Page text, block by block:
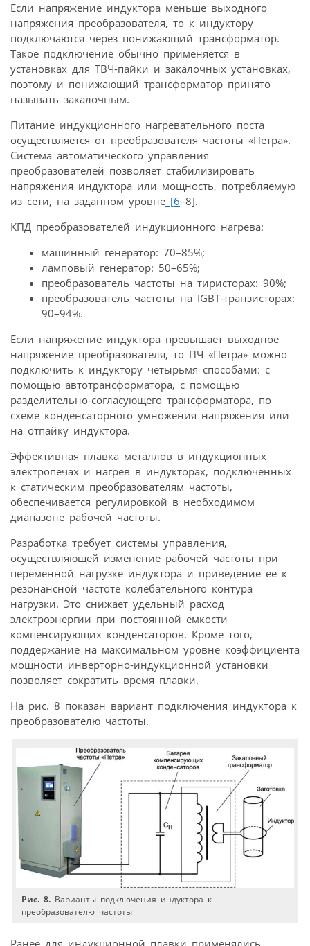
Если напряжение индуктора меньше выходного
напряжения преобразователя, то к индуктору
подключаются через понижающий трансформатор.
Такое подключение обычно применяется в
установках для ТВЧ-пайки и закалочных установках,
поэтому и понижающий трансформатор принято
называть закалочным.
Питание индукционного нагревательного поста
осуществляется от преобразователя частоты «Петра».
Система автоматического управления
преобразователей позволяет стабилизировать
напряжения индуктора или мощность, потребляемую
из сети, на заданном уровне [6–8].
КПД преобразователей индукционного нагрева:
машинный генератор: 70–85%;
ламповый генератор: 50–65%;
преобразователь частоты на тиристорах: 90%;
преобразователь частоты на IGBT-транзисторах:
90–94%.
Если напряжение индуктора превышает выходное
напряжение преобразователя, то ПЧ «Петра» можно
подключить к индуктору четырьмя способами: с
помощью автотрансформатора, с помощью
разделительно-согласующего трансформатора, по
схеме конденсаторного умножения напряжения или
на отпайку индуктора.
Эффективная плавка металлов в индукционных
электропечах и нагрев в индукторах, подключенных
к статическим преобразователям частоты,
обеспечивается регулировкой в необходимом
диапазоне рабочей частоты.
Разработка требует системы управления,
осуществляющей изменение рабочей частоты при
переменной нагрузке индуктора и приведение ее к
резонансной частоте колебательного контура
нагрузки. Это снижает удельный расход
электроэнергии при постоянной емкости
компенсирующих конденсаторов. Кроме того,
поддержание на максимальном уровне коэффициента
мощности инверторно-индукционной установки
позволяет сократить время плавки.
На рис. 8 показан вариант подключения индуктора к
преобразователю частоты.
Рис. 8. Варианты подключения индуктора к
преобразователю частоты